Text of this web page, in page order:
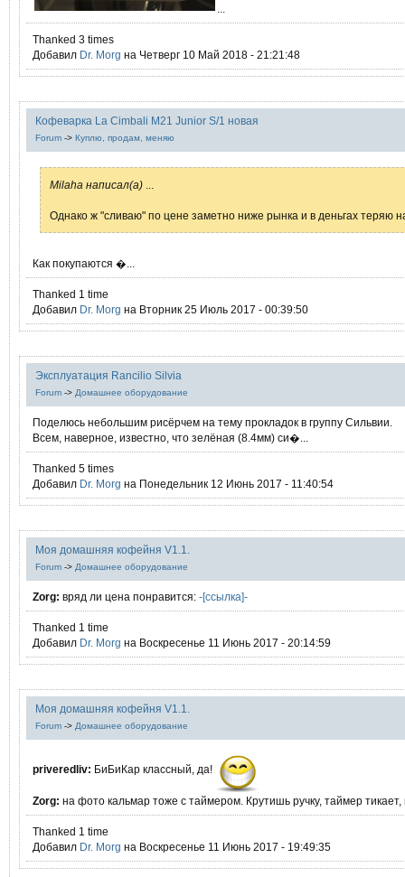
Thanked 3 times
Добавил Dr. Morg на Четверг 10 Май 2018 - 21:21:48
Кофеварка La Cimbali M21 Junior S/1 новая
Forum -> Куплю, продам, меняю
Milaha написал(а)
Однако ж "сливаю" по цене заметно ниже рынка и в деньгах теряю
Как покупаются �...
Thanked 1 time
Добавил Dr. Morg на Вторник 25 Июль 2017 - 00:39:50
Эксплуатация Rancilio Silvia
Forum -> Домашнее оборудование
Поделюсь небольшим рисёрчем на тему прокладок в группу Сильвии.
Всем, наверное, известно, что зелёная (8.4мм) си�...
Thanked 5 times
Добавил Dr. Morg на Понедельник 12 Июнь 2017 - 11:40:54
Моя домашняя кофейня V1.1.
Forum -> Домашнее оборудование
Zorg: вряд ли цена понравится: -[ссылка]-
Thanked 1 time
Добавил Dr. Morg на Воскресенье 11 Июнь 2017 - 20:14:59
Моя домашняя кофейня V1.1.
Forum -> Домашнее оборудование
priveredliv: БиБиКар классный, да!
Zorg: на фото кальмар тоже с таймером. Крутишь ручку, таймер
Thanked 1 time
Добавил Dr. Morg на Воскресенье 11 Июнь 2017 - 19:49:35